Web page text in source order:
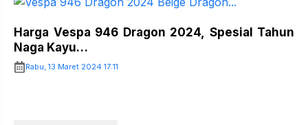
Harga Vespa 946 Dragon 2024, Spesial Tahun
Naga Kayu…
Rabu, 13 Maret 2024 17:11